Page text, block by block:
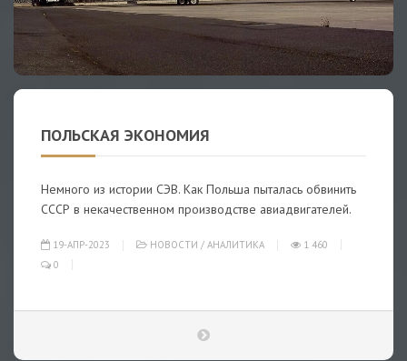
ПОЛЬСКАЯ ЭКОНОМИЯ
Немного из истории СЭВ. Как Польша пыталась обвинить
СССР в некачественном производстве авиадвигателей.
19-АПР-2023 НОВОСТИ / АНАЛИТИКА
1 460
0